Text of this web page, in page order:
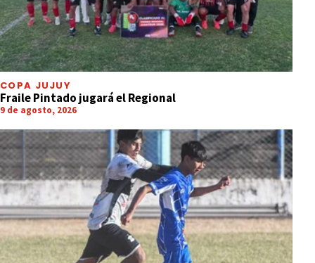
COPA JUJUY
Fraile Pintado jugará el Regional
9 de agosto, 2026